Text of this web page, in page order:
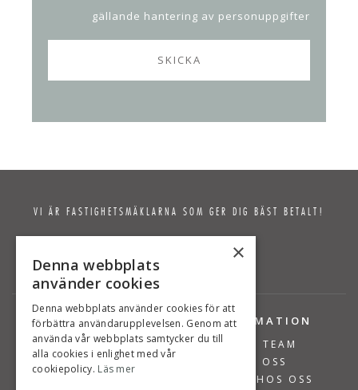
gällande hantering av personuppgifter
VI ÄR FASTIGHETSMÄKLARNA SOM GER DIG BÄST BETALT!
TJÄNSTER
BOSTÄDER TILL SALU
SÄLJA BOSTAD
VÄRDERA BOSTAD
INFORMATION
VÅRT TEAM
OM OSS
JOBBA HOS OSS
×
Denna webbplats
använder cookies
Denna webbplats använder cookies för att
förbättra användarupplevelsen. Genom att
använda vår webbplats samtycker du till
alla cookies i enlighet med vår
cookiepolicy. Läs mer